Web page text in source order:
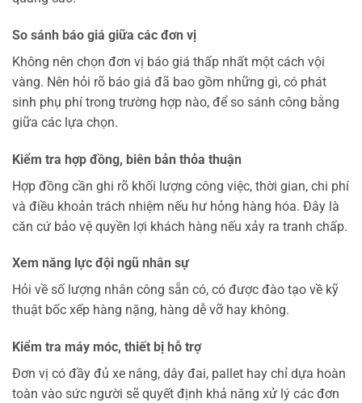
So sánh báo giá giữa các đơn vị
Không nên chọn đơn vị báo giá thấp nhất một cách vội
vàng. Nên hỏi rõ báo giá đã bao gồm những gì, có phát
sinh phụ phí trong trường hợp nào, để so sánh công bằng
giữa các lựa chọn.
Kiểm tra hợp đồng, biên bản thỏa thuận
Hợp đồng cần ghi rõ khối lượng công việc, thời gian, chi phí
và điều khoản trách nhiệm nếu hư hỏng hàng hóa. Đây là
căn cứ bảo vệ quyền lợi khách hàng nếu xảy ra tranh chấp.
Xem năng lực đội ngũ nhân sự
Hỏi về số lượng nhân công sẵn có, có được đào tạo về kỹ
thuật bốc xếp hàng nặng, hàng dễ vỡ hay không.
Kiểm tra máy móc, thiết bị hỗ trợ
Đơn vị có đầy đủ xe nâng, dây đai, pallet hay chỉ dựa hoàn
toàn vào sức người sẽ quyết định khả năng xử lý các đơn